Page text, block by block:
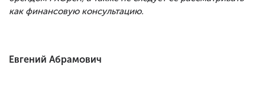
как финансовую консультацию.
Евгений Абрамович